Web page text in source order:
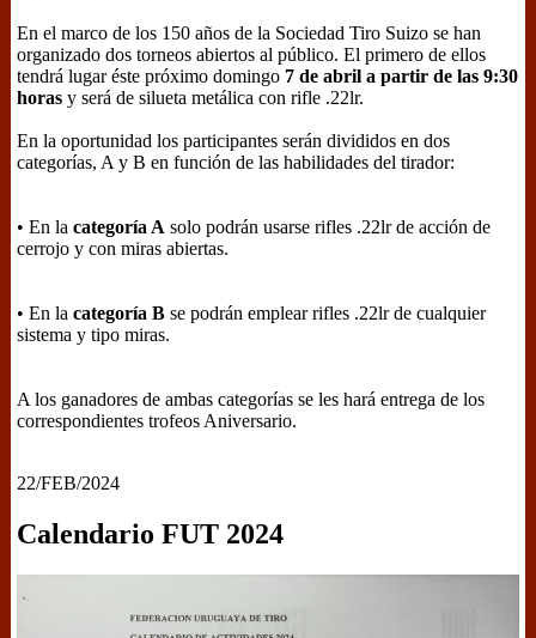
En el marco de los 150 años de la Sociedad Tiro Suizo se han
organizado dos torneos abiertos al público. El primero de ellos
tendrá lugar éste próximo domingo 7 de abril a partir de las 9:30
horas y será de silueta metálica con rifle .22lr.
En la oportunidad los participantes serán divididos en dos
categorías, A y B en función de las habilidades del tirador:
• En la categoría A solo podrán usarse rifles .22lr de acción de
cerrojo y con miras abiertas.
• En la categoría B se podrán emplear rifles .22lr de cualquier
sistema y tipo miras.
A los ganadores de ambas categorías se les hará entrega de los
correspondientes trofeos Aniversario.
22/FEB/2024
Calendario FUT 2024